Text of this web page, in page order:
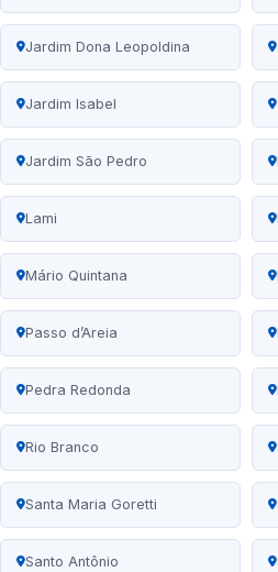
Jardim Dona Leopoldina
Jardim Isabel
Jardim São Pedro
Lami
Mário Quintana
Passo d’Areia
Pedra Redonda
Rio Branco
Santa Maria Goretti
Santo Antônio